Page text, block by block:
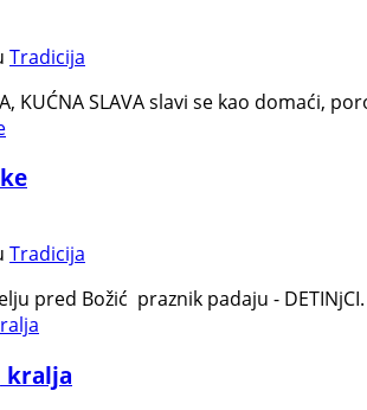
Tradicija
KUĆNA SLAVA slavi se kao
Tradicija
pred Božić praznik padaju -
kralja